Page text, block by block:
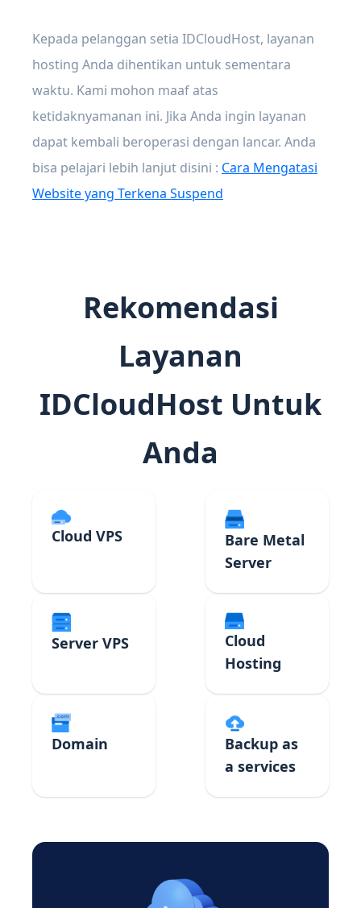
Kepada pelanggan setia IDCloudHost, layanan
hosting Anda dihentikan untuk sementara
waktu. Kami mohon maaf atas
ketidaknyamanan ini. Jika Anda ingin layanan
dapat kembali beroperasi dengan lancar. Anda
bisa pelajari lebih lanjut disini : Cara Mengatasi
Website yang Terkena Suspend
Rekomendasi
Layanan
IDCloudHost Untuk
Anda
Cloud VPS
Bare Metal
Server
Server VPS
Cloud
Hosting
Domain
Backup as
a services